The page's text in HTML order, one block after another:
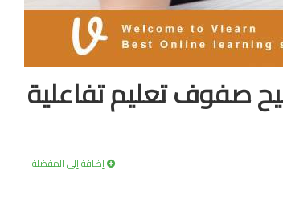
صفوف تعليم تفاعلية
إضافة إلى المفضلة